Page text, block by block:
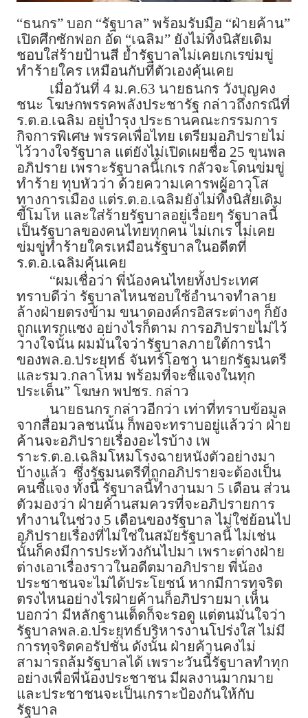
“ธนกร” บอก “รัฐบาล” พร้อมรับมือ “ฝ่ายค้าน”
เปิดศึกซักฟอก อัด “เฉลิม” ยังไม่ทิ้งนิสัยเดิม
ชอบใส่ร้ายป้านสี ย้ำรัฐบาลไม่เคยเกเรข่มขู่
ทำร้ายใคร เหมือนกับที่ตัวเองคุ้นเคย
เมื่อวันที่ 4 ม.ค.63 นายธนกร วังบุญคง
ชนะ โฆษกพรรคพลังประชารัฐ กล่าวถึงกรณีที่
ร.ต.อ.เฉลิม อยู่บำรุง ประธานคณะกรรมการ
กิจการพิเศษ พรรคเพื่อไทย เตรียมอภิปรายไม่
ไว้วางใจรัฐบาล แต่ยังไม่เปิดเผยชื่อ 25 ขุนพล
อภิปราย เพราะรัฐบาลนี้เกเร กลัวจะโดนข่มขู่
ทำร้าย ทุบหัวว่า ด้วยความเคารพผู้อาวุโส
ทางการเมือง แต่ร.ต.อ.เฉลิมยังไม่ทิ้งนิสัยเดิม
ขี้โมโห และใส่ร้ายรัฐบาลอยู่เรื่อยๆ รัฐบาลนี้
เป็นรัฐบาลของคนไทยทุกคน ไม่เกเร ไม่เคย
ข่มขู่ทำร้ายใครเหมือนรัฐบาลในอดีตที่
ร.ต.อ.เฉลิมคุ้นเคย
“ผมเชื่อว่า พี่น้องคนไทยทั้งประเทศ
ทราบดีว่า รัฐบาลไหนชอบใช้อำนาจทำลาย
ล้างฝ่ายตรงข้าม ขนาดองค์กรอิสระต่างๆ ก็ยัง
ถูกแทรกแซง อย่างไรก็ตาม การอภิปรายไม่ไว้
วางใจนั้น ผมมั่นใจว่ารัฐบาลภายใต้การนำ
ของพล.อ.ประยุทธ์ จันทร์โอชา นายกรัฐมนตรี
และรมว.กลาโหม พร้อมที่จะชี้แจงในทุก
ประเด็น” โฆษก พปชร. กล่าว
นายธนกร กล่าวอีกว่า เท่าที่ทราบข้อมูล
จากสื่อมวลชนนั้น ก็พอจะทราบอยู่แล้วว่า ฝ่าย
ค้านจะอภิปรายเรื่องอะไรบ้าง เพ
ราะร.ต.อ.เฉลิมโหมโรงฉายหนังตัวอย่างมา
บ้างแล้ว ซึ่งรัฐมนตรีที่ถูกอภิปรายจะต้องเป็น
คนชี้แจง ทั้งนี้ รัฐบาลนี้ทำงานมา 5 เดือน ส่วน
ตัวมองว่า ฝ่ายค้านสมควรที่จะอภิปรายการ
ทำงานในช่วง 5 เดือนของรัฐบาล ไม่ใช่ย้อนไป
อภิปรายเรื่องที่ไม่ใช่ในสมัยรัฐบาลนี้ ไม่เช่น
นั้นก็คงมีการประท้วงกันไปมา เพราะต่างฝ่าย
ต่างเอาเรื่องราวในอดีตมาอภิปราย พี่น้อง
ประชาชนจะไม่ได้ประโยชน์ หากมีการทุจริต
ตรงไหนอย่างไรฝ่ายค้านก็อภิปรายมา เห็น
บอกว่า มีหลักฐานเด็ดก็จะรอดู แต่ตนมั่นใจว่า
รัฐบาลพล.อ.ประยุทธ์บริหารงานโปร่งใส ไม่มี
การทุจริตคอรัปชั่น ดังนั้น ฝ่ายค้านคงไม่
สามารถล้มรัฐบาลได้ เพราะวันนี้รัฐบาลทำทุก
อย่างเพื่อพี่น้องประชาชน มีผลงานมากมาย
และประชาชนจะเป็นเกราะป้องกันให้กับ
รัฐบาล